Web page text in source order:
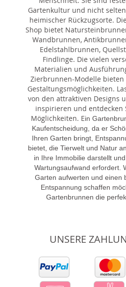
Gartenkultur und nicht
heimischer Rückzugsorte.
Shop bietet
Wandbrunnen,
Edelstahlbrunnen,
Findlinge. Die vielen
Materialien und
Zierbrunnen-Modelle bieten
Gestaltungsmöglichkeiten.
von den attraktiven Designs
inspirieren und entdecken
Möglichkeiten. Ein
Kaufentscheidung, da er
Ihren Garten bringt,
bietet, die Tierwelt und Natur
in Ihre Immobilie darstellt
Wartungsaufwand erfordert.
Garten aufwerten und einen
Entspannung schaffen
Gartenbrunnen die
UNSERE